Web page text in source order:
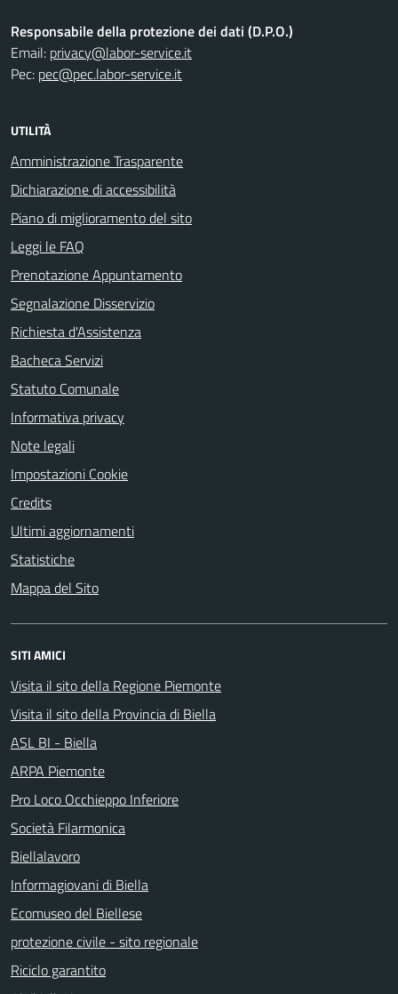
Responsabile della protezione dei dati (D.P.O.)
Email: privacy@labor-service.it
Pec: pec@pec.labor-service.it
UTILITÀ
Amministrazione Trasparente
Dichiarazione di accessibilità
Piano di miglioramento del sito
Leggi le FAQ
Prenotazione Appuntamento
Segnalazione Disservizio
Richiesta d'Assistenza
Bacheca Servizi
Statuto Comunale
Informativa privacy
Note legali
Impostazioni Cookie
Credits
Ultimi aggiornamenti
Statistiche
Mappa del Sito
SITI AMICI
Visita il sito della Regione Piemonte
Visita il sito della Provincia di Biella
ASL BI - Biella
ARPA Piemonte
Pro Loco Occhieppo Inferiore
Società Filarmonica
Biellalavoro
Informagiovani di Biella
Ecomuseo del Biellese
protezione civile - sito regionale
Riciclo garantito